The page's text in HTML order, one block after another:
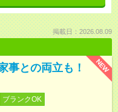
掲載日：2026.08.09
NEW
事との両立も！
ブランクOK